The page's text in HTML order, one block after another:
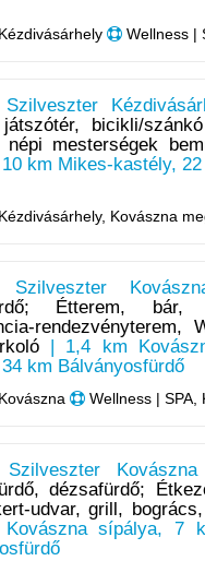
Wellness |
bicikli/
népi mesterségek
km Mikes-kastély,
Kovászna
Szilveszter
Étterem, bár,
| 1,4 km
km Bálványosfürdő
Wellness | SPA,
Szilveszter
dézsafürdő;
udvar, grill,
sípálya, 7